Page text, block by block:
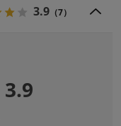
3.9 （7）
3.9